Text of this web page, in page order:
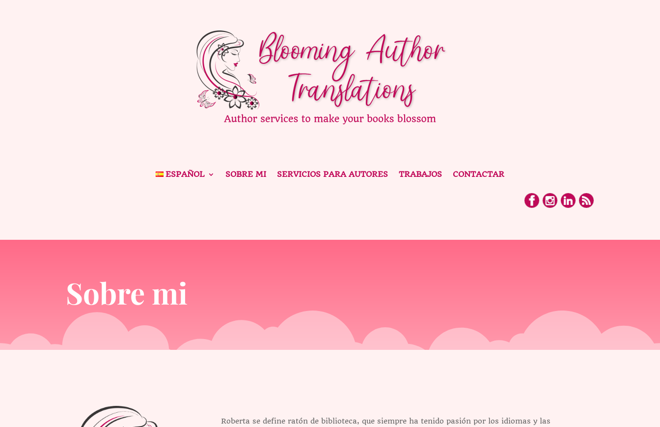
ESPAÑOL SOBRE MI SERVICIOS PARA AUTORES TRABAJOS CONTACTAR
Sobre mi
Roberta se define ratón de biblioteca, que siempre ha tenido pasión por los idiomas y las